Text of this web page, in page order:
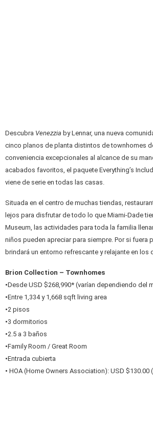
Descubra Venezzia by Lennar, una nueva
cinco planos de planta distintos de townhomes
conveniencia excepcionales al alcance de su
acabados favoritos, el paquete Everything’s
viene de serie en todas las casas.
Situada en el centro de muchas tiendas,
lejos para disfrutar de todo lo que Miami-Dade
Museum, las actividades para toda la familia
niños pueden apreciar para siempre. Por si
brindará un entorno refrescante y relajante en
Brion Collection – Townhomes
•Desde USD $268,990* (varían dependiendo del
•Entre 1,334 y 1,668 sqft living area
•2 pisos
•3 dormitorios
•2.5 a 3 baños
•Family Room / Great Room
•Entrada cubierta
• HOA (Home Owners Association): USD $130.00